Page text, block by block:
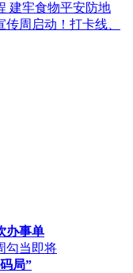
建牢食物平安防地
周启动！打卡线、
办事单
勾当即将
局”